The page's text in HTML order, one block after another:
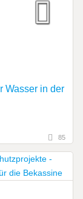
Wasser in der
85